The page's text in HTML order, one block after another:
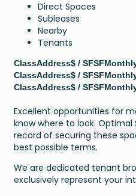
Direct Spaces
Subleases
Nearby
Tenants
ClassAddress$ / SFSF
ClassAddress$ / SFSF
ClassAddress$ / SFSF
Excellent opportunities for
know where to look.
record of securing these
best possible terms.
We are dedicated tenant
exclusively represent your